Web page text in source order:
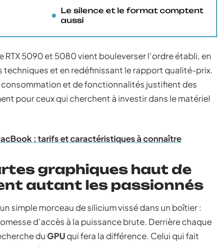
Le silence et le format comptent
aussi
RTX 5090 et 5080 vient bouleverser l’ordre établi, en
techniques et en redéfinissant le rapport qualité-prix.
et de fonctionnalités justifient des
pour ceux qui cherchent à investir dans le matériel
: tarifs et caractéristiques à connaître
graphiques haut de
autant les passionnés
simple morceau de silicium vissé dans un boîtier :
d’accès à la puissance brute. Derrière chaque
duGPUqui fera la différence. Celui qui fait